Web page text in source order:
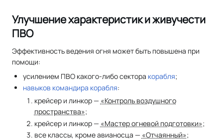
Улучшение характеристик и живучести
ПВО
Эффективность ведения огня может быть повышена при
помощи:
усилением ПВО какого-либо сектора корабля;
навыков командира корабля:
крейсер и линкор — «Контроль воздушного
пространства»;
крейсер и линкор — «Мастер огневой подготовки»;
все классы, кроме авианосца — «Отчаянный»;